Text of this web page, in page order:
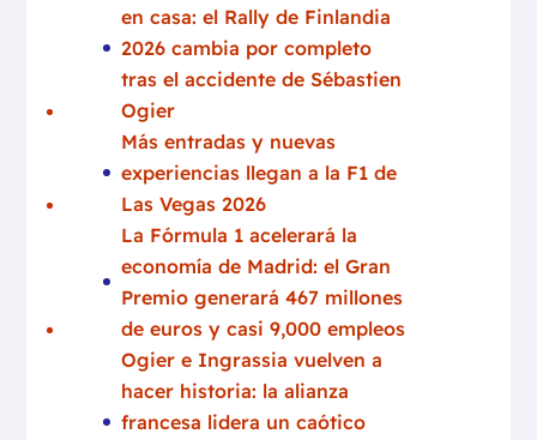
en casa: el Rally de Finlandia
2026 cambia por completo
tras el accidente de Sébastien
Ogier
Más entradas y nuevas
experiencias llegan a la F1 de
Las Vegas 2026
La Fórmula 1 acelerará la
economía de Madrid: el Gran
Premio generará 467 millones
de euros y casi 9,000 empleos
Ogier e Ingrassia vuelven a
hacer historia: la alianza
francesa lidera un caótico